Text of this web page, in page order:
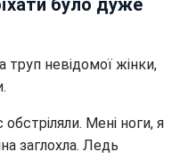
було дуже
труп невідомої жінки,
Мені ноги, я
заглохла. Ледь